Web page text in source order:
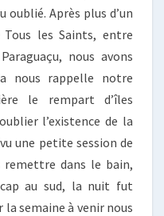
Après plus d’un
les Saints, entre
nous avons
nous rappelle notre
le rempart d’îles
l’existence de la
une petite session de
dans le bain,
au sud, la nuit fut
semaine à venir nous